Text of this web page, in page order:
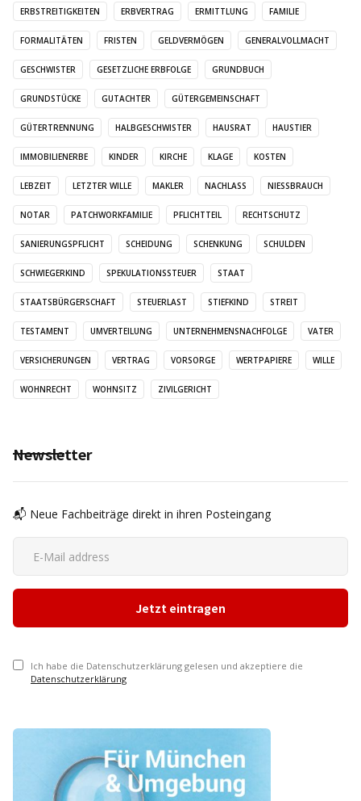
ERBSTREITIGKEITEN ERBVERTRAG ERMITTLUNG FAMILIE
FORMALITÄTEN FRISTEN GELDVERMÖGEN GENERALVOLLMACHT
GESCHWISTER GESETZLICHE ERBFOLGE GRUNDBUCH
GRUNDSTÜCKE GUTACHTER GÜTERGEMEINSCHAFT
GÜTERTRENNUNG HALBGESCHWISTER HAUSRAT HAUSTIER
IMMOBILIENERBE KINDER KIRCHE KLAGE KOSTEN
LEBZEIT LETZTER WILLE MAKLER NACHLASS NIESSBRAUCH
NOTAR PATCHWORKFAMILIE PFLICHTTEIL RECHTSCHUTZ
SANIERUNGSPFLICHT SCHEIDUNG SCHENKUNG SCHULDEN
SCHWIEGERKIND SPEKULATIONSSTEUER STAAT
STAATSBÜRGERSCHAFT STEUERLAST STIEFKIND STREIT
TESTAMENT UMVERTEILUNG UNTERNEHMENSNACHFOLGE VATER
VERSICHERUNGEN VERTRAG VORSORGE WERTPAPIERE WILLE
WOHNRECHT WOHNSITZ ZIVILGERICHT
Newsletter
📬 Neue Fachbeiträge direkt in ihren Posteingang
Ich habe die Datenschutzerklärung gelesen und akzeptiere die
Datenschutzerklärung